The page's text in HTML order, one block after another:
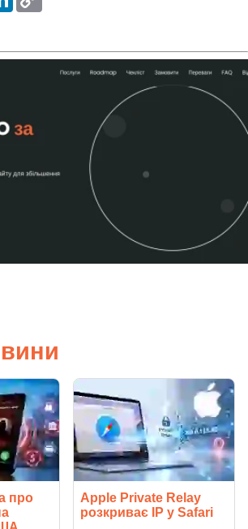
про
Apple Private Relay
розкриває IP у Safari